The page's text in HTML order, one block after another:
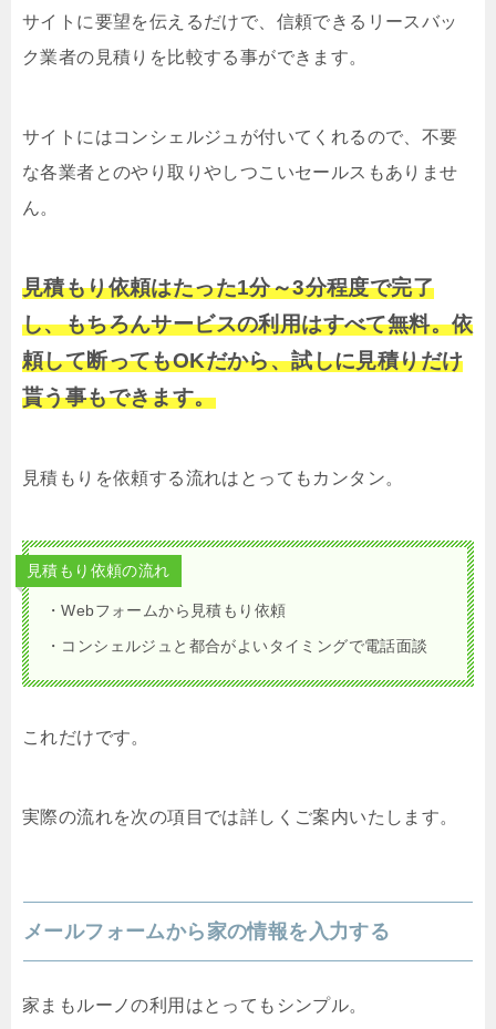
サイトに要望を伝えるだけで、信頼できるリースバッ
ク業者の見積りを比較する事ができます。
サイトにはコンシェルジュが付いてくれるので、不要
な各業者とのやり取りやしつこいセールスもありませ
ん。
見積もり依頼はたった1分～3分程度で完了
し、もちろんサービスの利用はすべて無料。依
頼して断ってもOKだから、試しに見積りだけ
貰う事もできます。
見積もりを依頼する流れはとってもカンタン。
見積もり依頼の流れ
・Webフォームから見積もり依頼
・コンシェルジュと都合がよいタイミングで電話面談
これだけです。
実際の流れを次の項目では詳しくご案内いたします。
メールフォームから家の情報を入力する
家まもルーノの利用はとってもシンプル。